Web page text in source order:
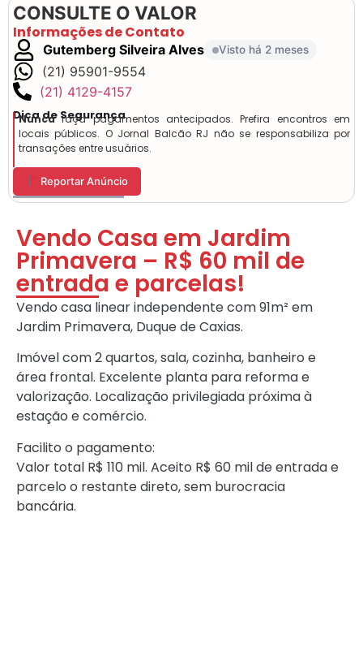
CONSULTE O VALOR
Informações de Contato
Gutemberg Silveira Alves Visto há 2 meses
(21) 95901-9554
(21) 4129-4157
Dica de Segurança
Nuncafaça pagamentos antecipados. Prefira encontros em
locais públicos. O Jornal Balcão RJ não se responsabiliza por
transações entre usuários.
Reportar Anúncio
Vendo Casa em Jardim
Primavera – R$ 60 mil de
entrada e parcelas!
Vendo casa linear independente com 91m² em
Jardim Primavera, Duque de Caxias.
Imóvel com 2 quartos, sala, cozinha, banheiro e
área frontal. Excelente planta para reforma e
valorização. Localização privilegiada próxima à
estação e comércio.
Facilito o pagamento:
Valor total R$ 110 mil. Aceito R$ 60 mil de entrada e
parcelo o restante direto, sem burocracia
bancária.